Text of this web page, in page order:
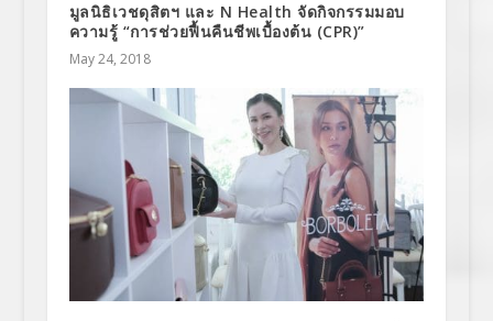
มูลนิธิเวชดุสิตฯ และ N Health จัดกิจกรรมมอบ
ความรู้ “การช่วยฟื้นคืนชีพเบื้องต้น (CPR)”
May 24, 2018